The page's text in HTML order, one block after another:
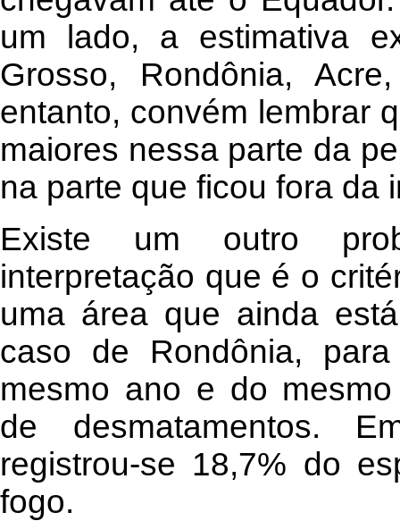
um lado, a estimativa
Grosso, Rondônia,
entanto, convém lembrar
maiores nessa parte da
na parte que ficou fora da
Existe um outro
interpretação que é o
uma área que ainda
caso de Rondônia,
mesmo ano e do
de desmatamentos.
registrou-se 18,7% do
fogo.